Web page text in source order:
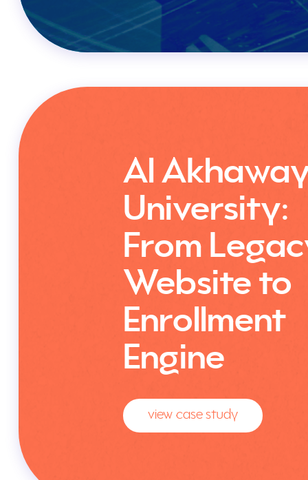
Al
University:
From
Website to
Enrollment
Engine
view case study